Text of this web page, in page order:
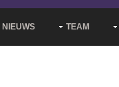
NIEUWS TEAM